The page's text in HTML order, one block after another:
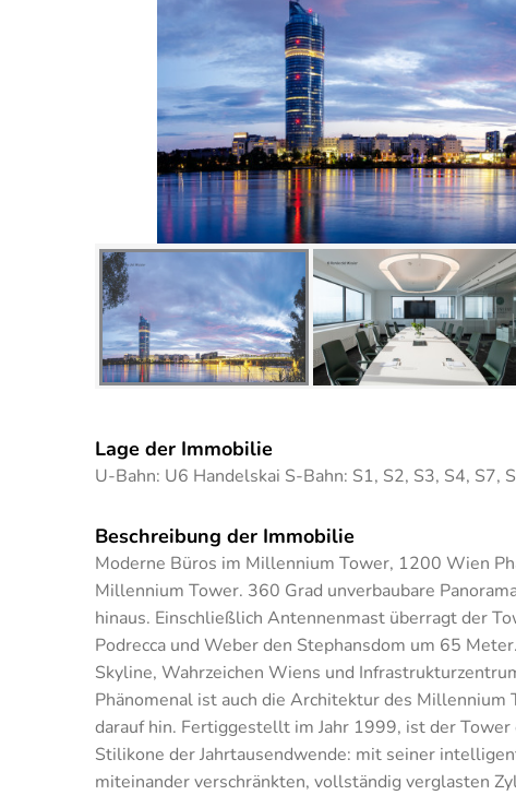
Lage der Immobilie
U-Bahn: U6 Handelskai S-Bahn: S1, S2, S3, S4, S7,
Beschreibung der Immobilie
Moderne Büros im Millennium Tower, 1200 Wien
Millennium Tower. 360 Grad unverbaubare
hinaus. Einschließlich Antennenmast überragt der
Podrecca und Weber den Stephansdom um 65
Skyline, Wahrzeichen Wiens und
Phänomenal ist auch die Architektur des
darauf hin. Fertiggestellt im Jahr 1999, ist der
Stilikone der Jahrtausendwende: mit seiner
miteinander verschränkten, vollständig verglasten